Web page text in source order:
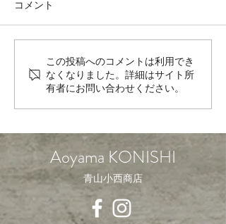
Jean Quastana初入荷
コメント
この投稿へのコメントは利用でき
なくなりました。詳細はサイト所
有者にお問い合わせください。
Aoyama KONISHI
青山小西商店